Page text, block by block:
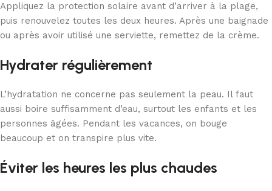
Appliquez la protection solaire avant d’arriver à la plage,
puis renouvelez toutes les deux heures. Après une baignade
ou après avoir utilisé une serviette, remettez de la crème.
Hydrater régulièrement
L’hydratation ne concerne pas seulement la peau. Il faut
aussi boire suffisamment d’eau, surtout les enfants et les
personnes âgées. Pendant les vacances, on bouge
beaucoup et on transpire plus vite.
Éviter les heures les plus chaudes